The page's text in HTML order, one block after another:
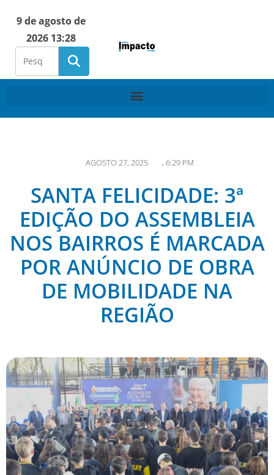
9 de agosto de
2026 13:28
AGOSTO 27, 2025 , 6:29 PM
SANTA FELICIDADE: 3ª
EDIÇÃO DO ASSEMBLEIA
NOS BAIRROS É MARCADA
POR ANÚNCIO DE OBRA
DE MOBILIDADE NA
REGIÃO